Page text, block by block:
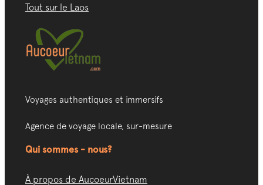
Tout sur le Laos
Voyages authentiques et immersifs
Agence de voyage locale, sur-mesure
Qui sommes - nous?
À propos de AucoeurVietnam